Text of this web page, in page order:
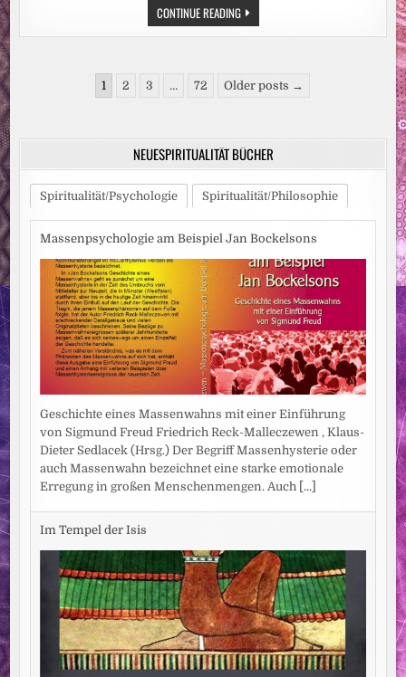
CONTINUE READINGHITZEWELLE:
REKORDTIEF:
RHEIN-
DÜSSELDORF
AUF
Seitennummerierung
Beiträge
1 2 3 … 72 Older posts →
NEUESPIRITUALITÄT BÜCHER
Spiritualität/Psychologie Spiritualität/Philosophie
Massenpsychologie am Beispiel Jan Bockelsons
Geschichte eines Massenwahns mit einer Einführung
von Sigmund Freud Friedrich Reck-Malleczewen , Klaus-
Dieter Sedlacek (Hrsg.) Der Begriff Massenhysterie oder
auch Massenwahn bezeichnet eine starke emotionale
Erregung in großen Menschenmengen. Auch [...]
Im Tempel der Isis